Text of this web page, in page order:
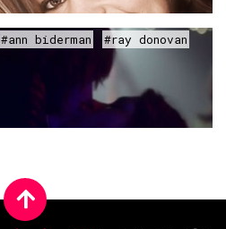
#ann biderman #ray donovan